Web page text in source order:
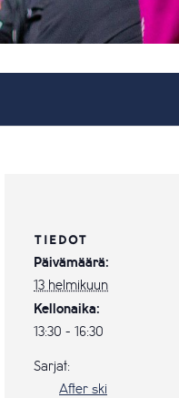
TIEDOT
Päivämäärä:
13 helmikuun
Kellonaika:
13:30 - 16:30
Sarjat:
After ski